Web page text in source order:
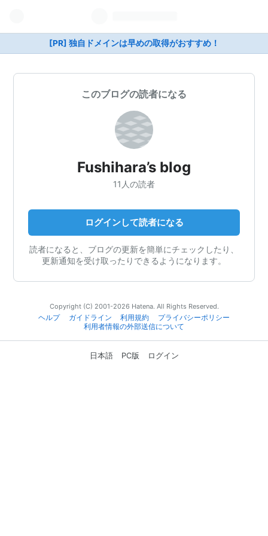
[PR] 独自ドメインは早めの取得がおすすめ！
このブログの読者になる
Fushihara’s blog
11人の読者
ログインして読者になる
読者になると、ブログの更新を簡単にチェックしたり、
更新通知を受け取ったりできるようになります。
Copyright (C) 2001-2026 Hatena. All Rights Reserved.
ヘルプ
ガイドライン 利用規約
プライバシーポリシー
利用者情報の外部送信について
日本語 PC版 ログイン